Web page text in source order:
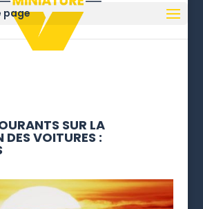
page
SUR LA
DES VOITURES :